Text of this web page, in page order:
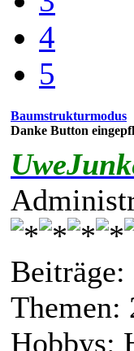
4
5
Baumstrukturmodus
Danke Button
Beiträge:
Themen:
Hobbys: